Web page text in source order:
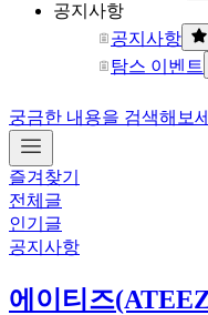
공지사항
공지사항
탐스 이벤트
궁금한 내용을 검색해보
즐겨찾기
전체글
인기글
공지사항
에이티즈